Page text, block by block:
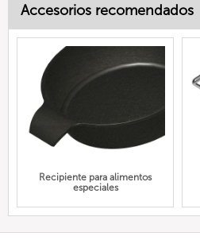
Accesorios recomendados
Recipiente para alimentos
especiales